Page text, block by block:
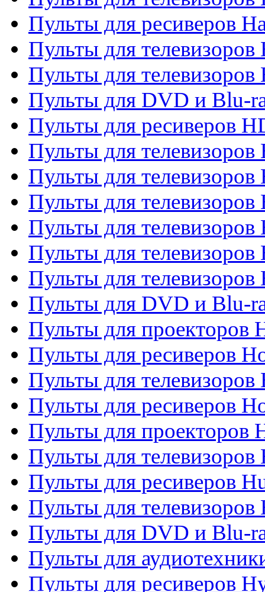
Пульты для ресиверов
Пульты для телевизоров
Пульты для телевизоров
Пульты для DVD и Blu-
Пульты для ресиверов
Пульты для
Пульты для телевизоров
Пульты для телевизоров
Пульты для телевизоров
Пульты для телевизоров
Пульты для телевизоров
Пульты для DVD и Blu-
Пульты для проекторов
Пульты для ресиверов
Пульты для
Пульты для ресиверов
Пульты для проекторов
Пульты для телевизоров
Пульты для ресиверов
Пульты для
Пульты для DVD и Blu-
Пульты для
Пульты для ресиверов